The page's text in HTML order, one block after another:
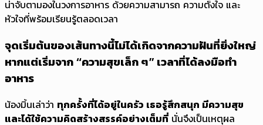
น่าจับตามองในวงการอาหาร ด้วยความสามารถ ความตั้งใจ และ
หัวใจที่พร้อมเรียนรู้ตลอดเวลา
จุดเริ่มต้นของเส้นทางนี้ไม่ได้เกิดจากความฝันที่ยิ่งใหญ่
หากแต่เริ่มจาก “ความสุขเล็ก ๆ” เวลาที่ได้ลงมือทำ
อาหาร
น้องมิ้นเล่าว่า ทุกครั้งที่ได้อยู่ในครัว เธอรู้สึกสนุก มีความสุข
และได้ใช้ความคิดสร้างสรรค์อย่างเต็มที่ นั่นจึงเป็นเหตุผล